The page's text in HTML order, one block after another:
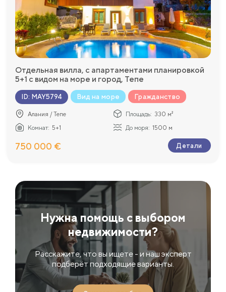
Отдельная вилла, с апартаментами планировкой
5+1 с видом на море и город, Тепе
ID: MAY5794 Вид на море Гражданство
Алания / Тепе Площадь: 330 м²
Комнат: 5+1 До моря: 1500 м
750 000 € Детали
Нужна помощь с выбором
недвижимости?
Расскажите, что вы ищете - и наш эксперт
подберёт подходящие варианты.